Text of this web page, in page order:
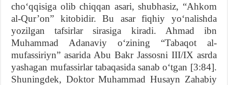
cho‘qqisiga olib chiqqan asari, shubhasiz, “Ahkom
al-Qur’on” kitobidir. Bu asar fiqhiy yo‘nalishda
yozilgan tafsirlar sirasiga kiradi. Ahmad ibn
Muhammad Adanaviy o‘zining “Tabaqot al-
mufassiriyn” asarida Abu Bakr Jassosni III/IX asrda
yashagan mufassirlar tabaqasida sanab o‘tgan [3:84].
Shuningdek, Doktor Muhammad Husayn Zahabiy